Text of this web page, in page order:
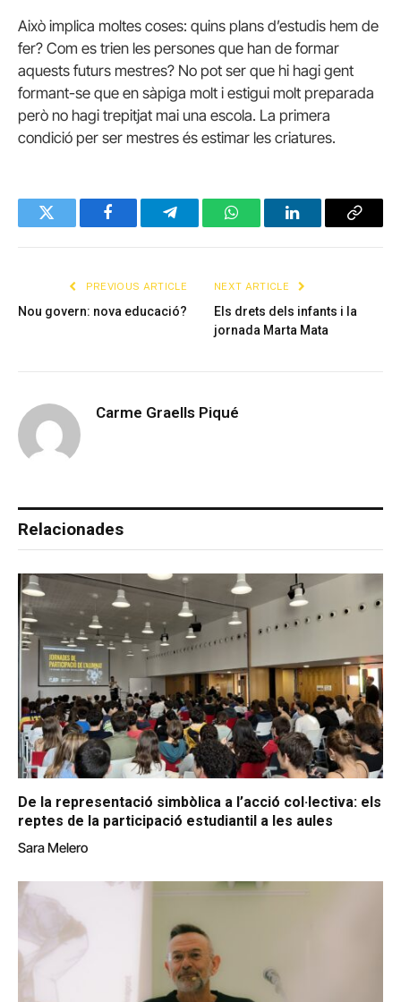
Això implica moltes coses: quins plans d’estudis hem de
fer? Com es trien les persones que han de formar
aquests futurs mestres? No pot ser que hi hagi gent
formant-se que en sàpiga molt i estigui molt preparada
però no hagi trepitjat mai una escola. La primera
condició per ser mestres és estimar les criatures.
Twitter FacebookTelegramWhatsAppLinkedInCopy
PREVIOUS ARTICLE
Nou govern: nova educació?
NEXT ARTICLE
Els drets dels infants i la
jornada Marta Mata
Carme Graells Piqué
Relacionades
De la representació simbòlica a l’acció col·lectiva: els
reptes de la participació estudiantil a les aules
Sara Melero